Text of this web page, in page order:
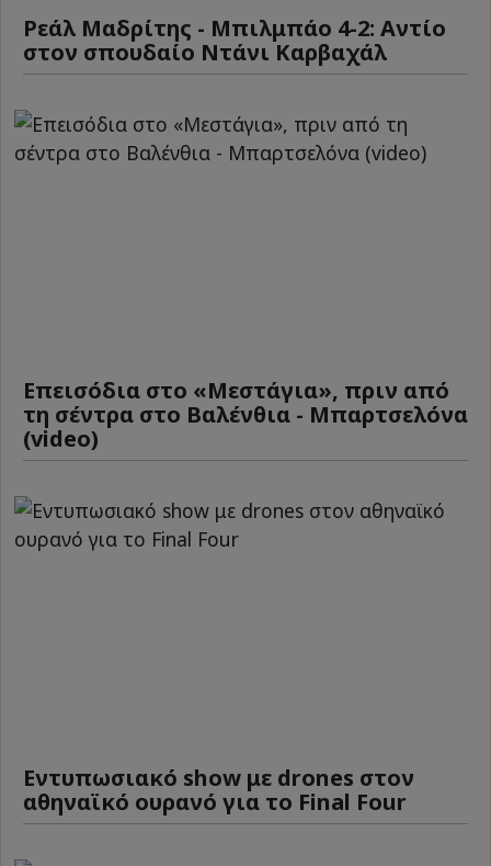
Ρεάλ Μαδρίτης - Μπιλμπάο 4-2: Αντίο
στον σπουδαίο Ντάνι Καρβαχάλ
Επεισόδια στο «Μεστάγια», πριν από
τη σέντρα στο Βαλένθια - Μπαρτσελόνα
(video)
Εντυπωσιακό show με drones στον
αθηναϊκό ουρανό για το Final Four